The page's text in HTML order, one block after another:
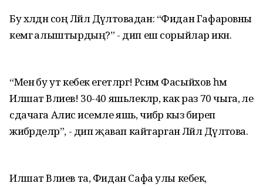
Бу хәлдән соң Ләйлә Дәүләтовадан: “Фидан Гафаровны
кемгә алыштырдың?” - дип еш сорыйлар икән.
“Менә бу ут кебек егетләргә! Рәсим Фасыйхов һәм
Илшат Вәлиев! 30-40 яшьлекләр, как раз 70 чыга, әле
сдачага Алисә исемле яшь, чибәр кыз биреп
жибәрделәр”, - дип җавап кайтарган Ләйлә Дәүләтова.
Илшат Вәлиев та, Фидан Сафа улы кебек,